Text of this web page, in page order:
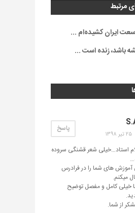
مرتبط
ایران کشیده‌ام ...
باشد، زنده است ...
پاسخ
استاد…خیلی شعر قشنگی سروده
های شما را در فرادرس
میکنم.
خیلی کامل و مفصل توضیح
از شما.